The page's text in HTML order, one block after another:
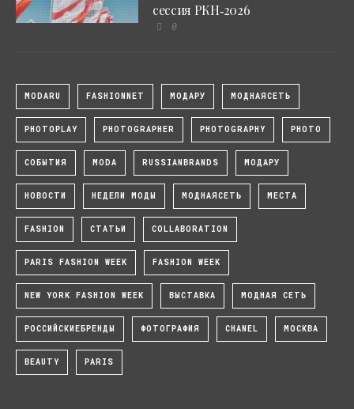
сессия РКН‑2026
0
MODARU FASHIONNET МОДАРУ МОДНАЯСЕТЬ
PHOTOPLAY PHOTOGRAPHER PHOTOGRAPHY PHOTO
СОБЫТИЯ MODA RUSSIANBRANDS МОДАРУ
НОВОСТИ НЕДЕЛИ МОДЫ МОДНАЯСЕТЬ МЕСТА
FASHION СТАТЬИ COLLABORATION
PARIS FASHION WEEK FASHION WEEK
NEW YORK FASHION WEEK ВЫСТАВКА МОДНАЯ СЕТЬ
РОССИЙСКИЕБРЕНДЫ ФОТОГРАФИЯ CHANEL МОСКВА
BEAUTY PARIS